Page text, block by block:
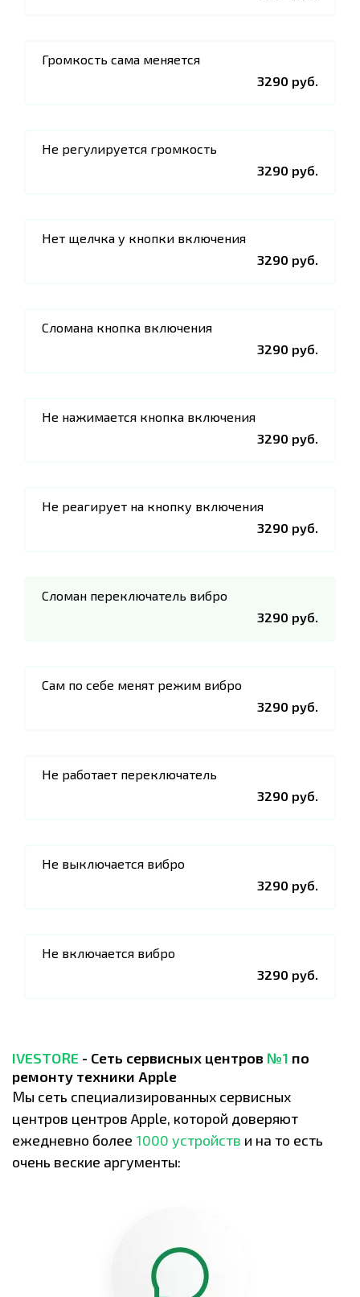
Громкость сама меняется
3290 руб.
Не регулируется громкость
3290 руб.
Нет щелчка у кнопки включения
3290 руб.
Сломана кнопка включения
3290 руб.
Не нажимается кнопка включения
3290 руб.
Не реагирует на кнопку включения
3290 руб.
Сломан переключатель вибро
3290 руб.
Сам по себе менят режим вибро
3290 руб.
Не работает переключатель
3290 руб.
Не выключается вибро
3290 руб.
Не включается вибро
3290 руб.
IVESTORE - Сеть сервисных центров №1 по
ремонту техники Apple
Мы сеть специализированных сервисных
центров центров Apple, которой доверяют
ежедневно более 1000 устройств и на то есть
очень веские аргументы: